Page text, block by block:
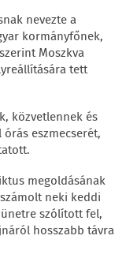
nevezte a
kormányfőnek,
Moszkva
tett
közvetlennek és
eszmecserét,
megoldásának
neki keddi
szólított fel,
hosszabb távra